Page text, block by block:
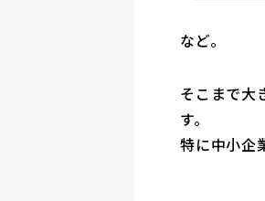
など。
そこまで大
す。
特に中小企